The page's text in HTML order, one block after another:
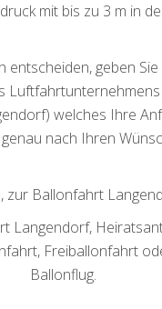
mit bis zu 3 m in
entscheiden, geben
Luftfahrtunternehmens
welches Ihre
nach Ihren
zur Ballonfahrt
Langendorf,
Freiballonfahrt
Ballonflug.